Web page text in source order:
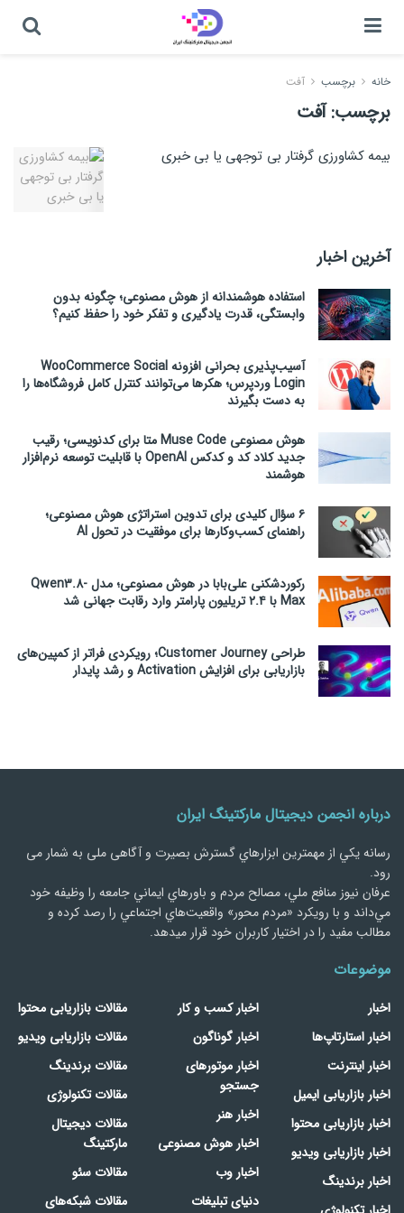
خانه برچسب آفت
برچسب:آفت
بیمه کشاورزی گرفتار بی توجهی یا بی خبری
آخرین اخبار
استفاده هوشمندانه از هوش مصنوعی؛ چگونه بدون
وابستگی، قدرت یادگیری و تفکر خود را حفظ کنیم؟
آسیب‌پذیری بحرانی افزونه WooCommerce Social
Login وردپرس؛ هکرها می‌توانند کنترل کامل فروشگاه‌ها را
به دست بگیرند
هوش مصنوعی Muse Code متا برای کدنویسی؛ رقیب
جدید کلاد کد و کدکس OpenAI با قابلیت توسعه نرم‌افزار
هوشمند
۶ سؤال کلیدی برای تدوین استراتژی هوش مصنوعی؛
راهنمای کسب‌وکارها برای موفقیت در تحول AI
رکوردشکنی علی‌بابا در هوش مصنوعی؛ مدل Qwen3.8-
Max با ۲.۴ تریلیون پارامتر وارد رقابت جهانی شد
طراحی Customer Journey؛ رویکردی فراتر از کمپین‌های
بازاریابی برای افزایش Activation و رشد پایدار
درباره انجمن دیجیتال مارکتینگ ایران
رسانه يكي از مهمترین ابزارهاي گسترش بصیرت و آگاهی ملی به شمار می
رود.
عرفان نیوز منافع ملي، مصالح مردم و باورهاي ايماني جامعه را وظيفه خود
مي‌داند و با رويكرد «مردم‌ محور» واقعيت‌هاي اجتماعي را رصد کرده و
مطالب مفید را در اختیار کاربران خود قرار میدهد.
موضوعات
اخبار
اخبار استارتاپ‌ها
اخبار اینترنت
اخبار بازاریابی ایمیل
اخبار بازاریابی محتوا
اخبار بازاریابی ویدیو
اخبار برندینگ
اخبار کسب و کار
اخبار گوناگون
اخبار موتورهای
جستجو
اخبار هنر
اخبار هوش مصنوعی
اخبار وب
دنیای تبلیغات
مقالات بازاریابی محتوا
مقالات بازاریابی ویدیو
مقالات برندینگ
مقالات تکنولوژی
مقالات دیجیتال
مارکتینگ
مقالات سئو
مقالات شبکه‌های